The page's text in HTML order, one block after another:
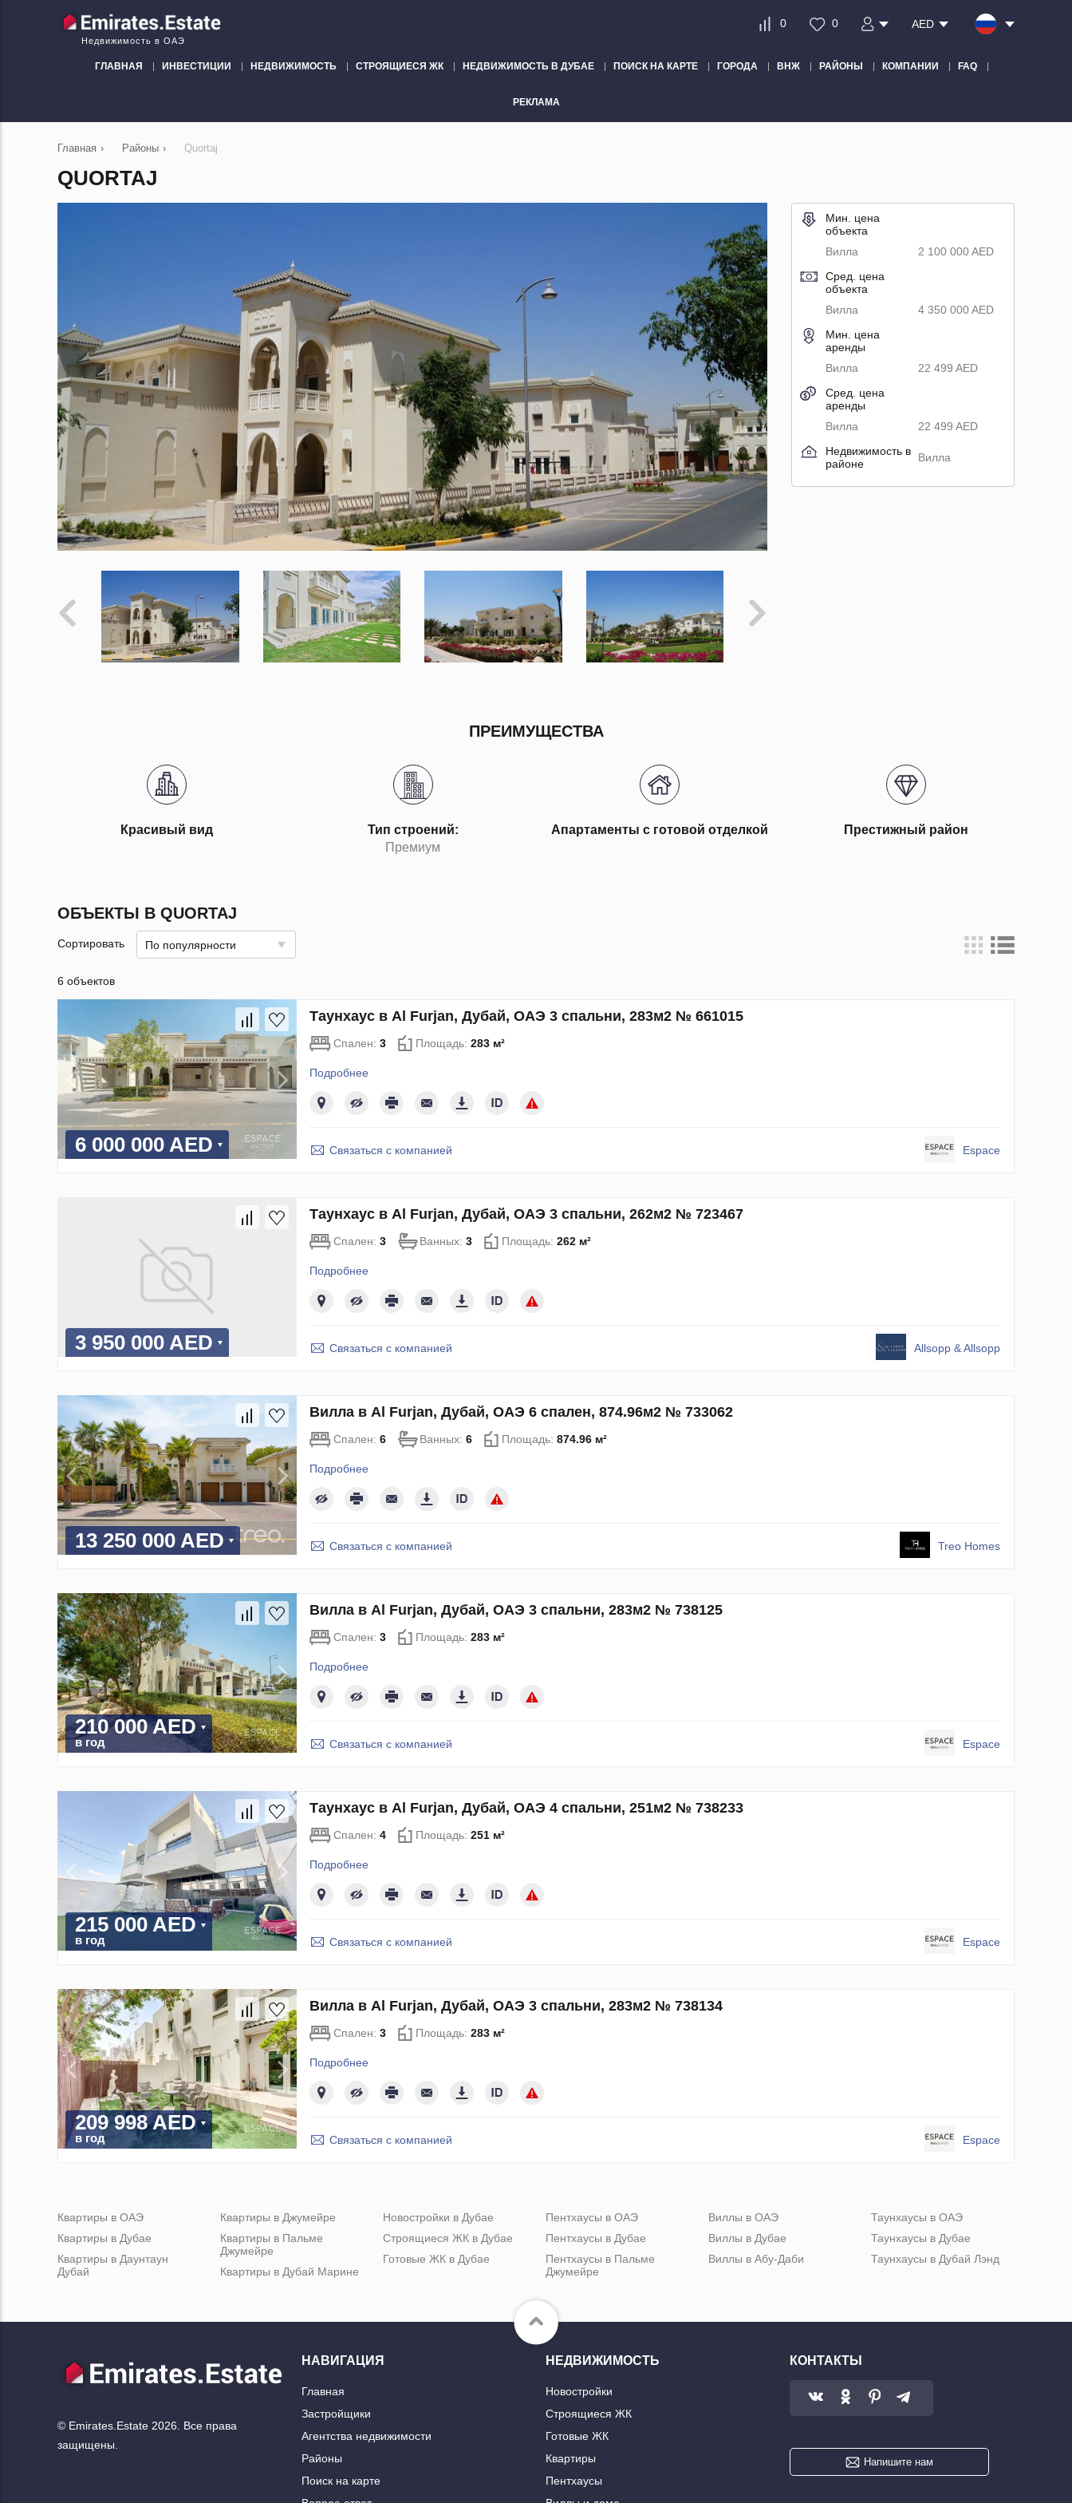
Недвижимость в ОАЭ
0 0 AED
ГЛАВНАЯ ИНВЕСТИЦИИ НЕДВИЖИМОСТЬ СТРОЯЩИЕСЯ ЖК НЕДВИЖИМОСТЬ В ДУБАЕ ПОИСК НА КАРТЕ ГОРОДА ВНЖ РАЙОНЫ КОМПАНИИ FAQ
РЕКЛАМА
Главная › Районы › Quortaj
QUORTAJ
Мин. цена
объекта
Вилла
2 100 000 AED
Сред. цена
объекта
Вилла
4 350 000 AED
Мин. цена
аренды
Вилла
22 499 AED
Сред. цена
аренды
Вилла
22 499 AED
Недвижимость в
районе
Вилла
ПРЕИМУЩЕСТВА
Красивый вид
Тип строений:
Премиум
Апартаменты с готовой отделкой Престижный район
ОБЪЕКТЫ В QUORTAJ
Сортировать По популярности
6 объектов
6 000 000 AED
Таунхаус в Al Furjan, Дубай, ОАЭ 3 спальни, 283м2 № 661015
Спален: 3 Площадь: 283 м²
Подробнее
Связаться с компанией Espace
3 950 000 AED
Таунхаус в Al Furjan, Дубай, ОАЭ 3 спальни, 262м2 № 723467
Спален: 3 Ванных: 3 Площадь: 262 м²
Подробнее
Связаться с компанией Allsopp & Allsopp
13 250 000 AED
Вилла в Al Furjan, Дубай, ОАЭ 6 спален, 874.96м2 № 733062
Спален: 6 Ванных: 6 Площадь: 874.96 м²
Подробнее
Связаться с компанией Treo Homes
210 000 AED
в год
Вилла в Al Furjan, Дубай, ОАЭ 3 спальни, 283м2 № 738125
Спален: 3 Площадь: 283 м²
Подробнее
Связаться с компанией Espace
215 000 AED
в год
Таунхаус в Al Furjan, Дубай, ОАЭ 4 спальни, 251м2 № 738233
Спален: 4 Площадь: 251 м²
Подробнее
Связаться с компанией Espace
209 998 AED
в год
Вилла в Al Furjan, Дубай, ОАЭ 3 спальни, 283м2 № 738134
Спален: 3 Площадь: 283 м²
Подробнее
Связаться с компанией Espace
Квартиры в ОАЭ
Квартиры в Дубае
Квартиры в Даунтаун
Дубай
Квартиры в Джумейре
Квартиры в Пальме
Джумейре
Квартиры в Дубай Марине
Новостройки в Дубае
Строящиеся ЖК в Дубае
Готовые ЖК в Дубае
Пентхаусы в ОАЭ
Пентхаусы в Дубае
Пентхаусы в Пальме
Джумейре
Виллы в ОАЭ
Виллы в Дубае
Виллы в Абу-Даби
Таунхаусы в ОАЭ
Таунхаусы в Дубае
Таунхаусы в Дубай Лэнд
© Emirates.Estate 2026. Все права
защищены.
НАВИГАЦИЯ
Главная
Застройщики
Агентства недвижимости
Районы
Поиск на карте
НЕДВИЖИМОСТЬ
Новостройки
Строящиеся ЖК
Готовые ЖК
Квартиры
Пентхаусы
КОНТАКТЫ
Напишите нам